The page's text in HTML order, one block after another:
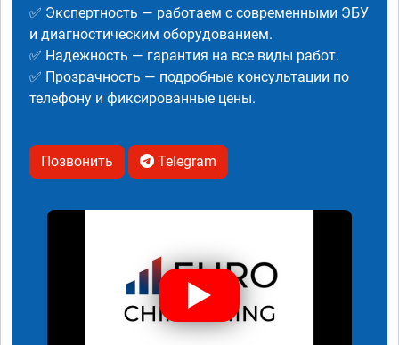
✅ Экспертность — работаем с современными ЭБУ
и диагностическим оборудованием.
✅ Надежность — гарантия на все виды работ.
✅ Прозрачность — подробные консультации по
телефону и фиксированные цены.
Позвонить Telegram